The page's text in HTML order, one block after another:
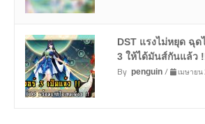
DST แรงไม่หยุด ฉุด
3 ให้ได้มันส์กันแล้ว
By penguin/ เมษายน